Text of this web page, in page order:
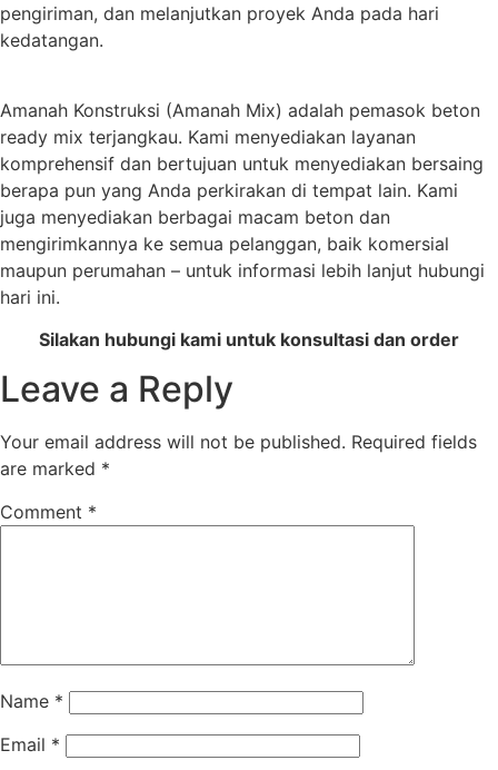
pengiriman, dan melanjutkan proyek Anda pada hari
kedatangan.
Amanah Konstruksi (Amanah Mix) adalah pemasok beton
ready mix terjangkau. Kami menyediakan layanan
komprehensif dan bertujuan untuk menyediakan bersaing
berapa pun yang Anda perkirakan di tempat lain. Kami
juga menyediakan berbagai macam beton dan
mengirimkannya ke semua pelanggan, baik komersial
maupun perumahan – untuk informasi lebih lanjut hubungi
hari ini.
Silakan hubungi kami untuk konsultasi dan order
Leave a Reply
Your email address will not be published. Required fields
are marked *
Comment *
Name *
Email *